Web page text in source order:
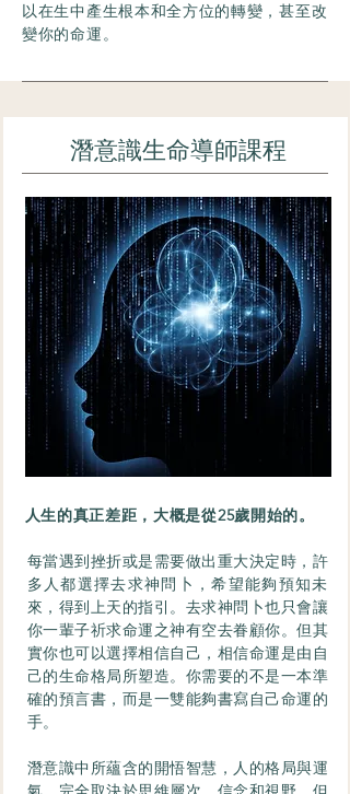
以在生中產生根本和全方位的轉變，甚至改
變你的命運。
潛意識生命導師課程
人生的真正差距，大概是從25​歲開始的。
每當遇到挫折或是需要做出重大決定時，許
多人都選擇去求神問卜，希望能夠預知未
來，得到上天的指引。去求神問卜也只會讓
你一輩子祈求命運之神有空去眷顧你。但其
實你也可以選擇相信自己，相信命運是由自
己的生命格局所塑造。你需要的不是一本準
確的預言書，而是一雙能夠書寫自己命運的
手。
潛意識中所蘊含的開悟智慧，人的格局與運